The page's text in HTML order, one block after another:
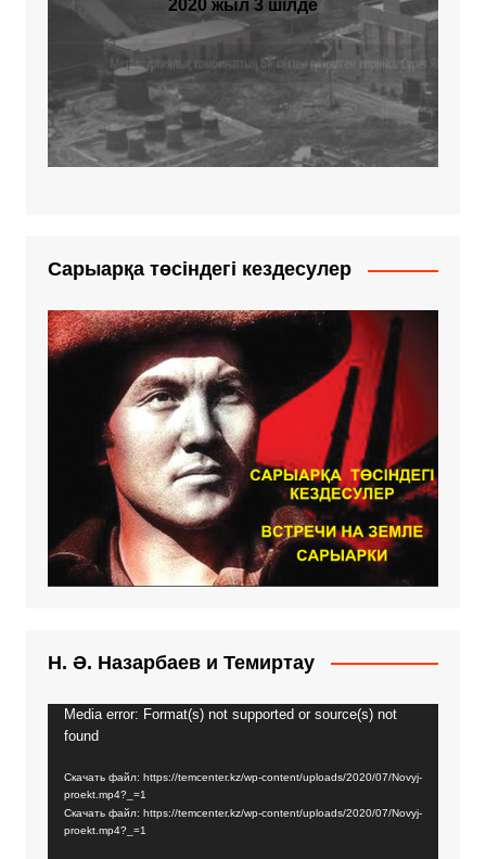
2020 жыл 3 шілде
Сарыарқа төсіндегі кездесулер
Н. Ә. Назарбаев и Темиртау
Видеоплеер
Media error: Format(s) not supported or source(s) not
found
Скачать файл: https://temcenter.kz/wp-content/uploads/2020/07/Novyj-
proekt.mp4?_=1
Скачать файл: https://temcenter.kz/wp-content/uploads/2020/07/Novyj-
proekt.mp4?_=1